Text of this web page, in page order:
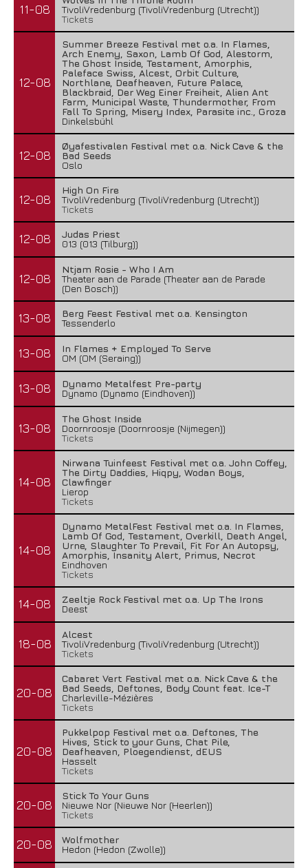
11-08
TivoliVredenburg (TivoliVredenburg (Utrecht))
Tickets
12-08
Summer Breeze Festival met o.a. In Flames,
Arch Enemy, Saxon, Lamb Of God, Alestorm,
The Ghost Inside, Testament, Amorphis,
Paleface Swiss, Alcest, Orbit Culture,
Northlane, Deafheaven, Future Palace,
Blackbraid, Der Weg Einer Freiheit, Alien Ant
Farm, Municipal Waste, Thundermother, From
Fall To Spring, Misery Index, Parasite inc., Groza
Dinkelsbühl
12-08
Øyafestivalen Festival met o.a. Nick Cave & the
Bad Seeds
Oslo
12-08
High On Fire
TivoliVredenburg (TivoliVredenburg (Utrecht))
Tickets
12-08
Judas Priest
013 (013 (Tilburg))
12-08
Ntjam Rosie - Who I Am
Theater aan de Parade (Theater aan de Parade
(Den Bosch))
13-08
Berg Feest Festival met o.a. Kensington
Tessenderlo
13-08
In Flames + Employed To Serve
OM (OM (Seraing))
13-08
Dynamo Metalfest Pre-party
Dynamo (Dynamo (Eindhoven))
13-08
The Ghost Inside
Doornroosje (Doornroosje (Nijmegen))
Tickets
14-08
Nirwana Tuinfeest Festival met o.a. John Coffey,
The Dirty Daddies, Hiqpy, Wodan Boys,
Clawfinger
Lierop
Tickets
14-08
Dynamo MetalFest Festival met o.a. In Flames,
Lamb Of God, Testament, Overkill, Death Angel,
Urne, Slaughter To Prevail, Fit For An Autopsy,
Amorphis, Insanity Alert, Primus, Necrot
Eindhoven
Tickets
14-08
Zeeltje Rock Festival met o.a. Up The Irons
Deest
18-08
Alcest
TivoliVredenburg (TivoliVredenburg (Utrecht))
Tickets
20-08
Cabaret Vert Festival met o.a. Nick Cave & the
Bad Seeds, Deftones, Body Count feat. Ice-T
Charleville-Mézières
Tickets
20-08
Pukkelpop Festival met o.a. Deftones, The
Hives, Stick to your Guns, Chat Pile,
Deafheaven, Ploegendienst, dEUS
Hasselt
Tickets
20-08
Stick To Your Guns
Nieuwe Nor (Nieuwe Nor (Heerlen))
Tickets
20-08
Wolfmother
Hedon (Hedon (Zwolle))